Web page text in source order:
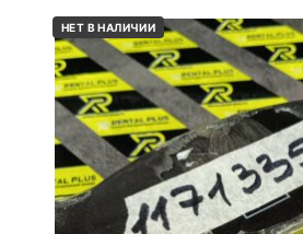
НЕТ В НАЛИЧИИ